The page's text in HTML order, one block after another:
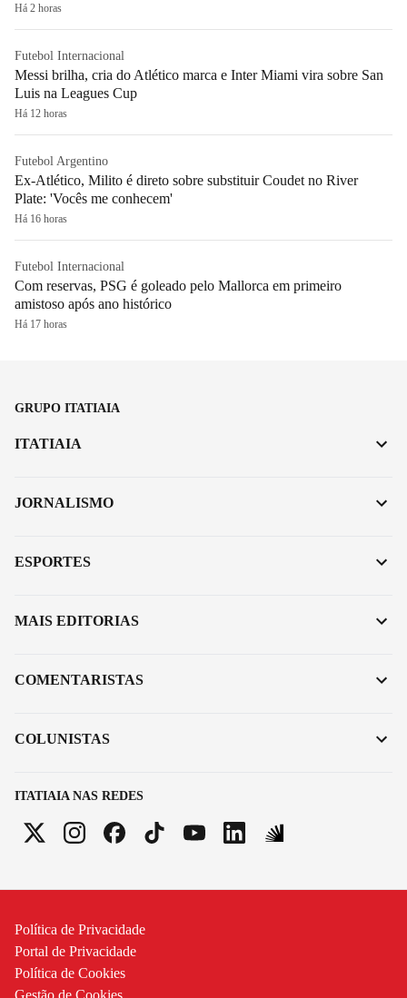
Há 2 horas
Futebol Internacional
Messi brilha, cria do Atlético marca e Inter Miami vira sobre San
Luis na Leagues Cup
Há 12 horas
Futebol Argentino
Ex-Atlético, Milito é direto sobre substituir Coudet no River
Plate: 'Vocês me conhecem'
Há 16 horas
Futebol Internacional
Com reservas, PSG é goleado pelo Mallorca em primeiro
amistoso após ano histórico
Há 17 horas
GRUPO ITATIAIA
ITATIAIA NAS REDES
ITATIAIA
JORNALISMO
ESPORTES
MAIS EDITORIAS
COMENTARISTAS
COLUNISTAS
Política de Privacidade
Portal de Privacidade
Política de Cookies
Gestão de Cookies